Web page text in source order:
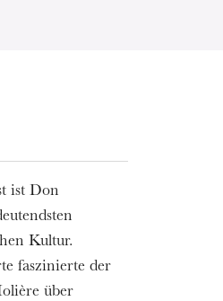
ist Don
Kultur.
faszinierte der
über